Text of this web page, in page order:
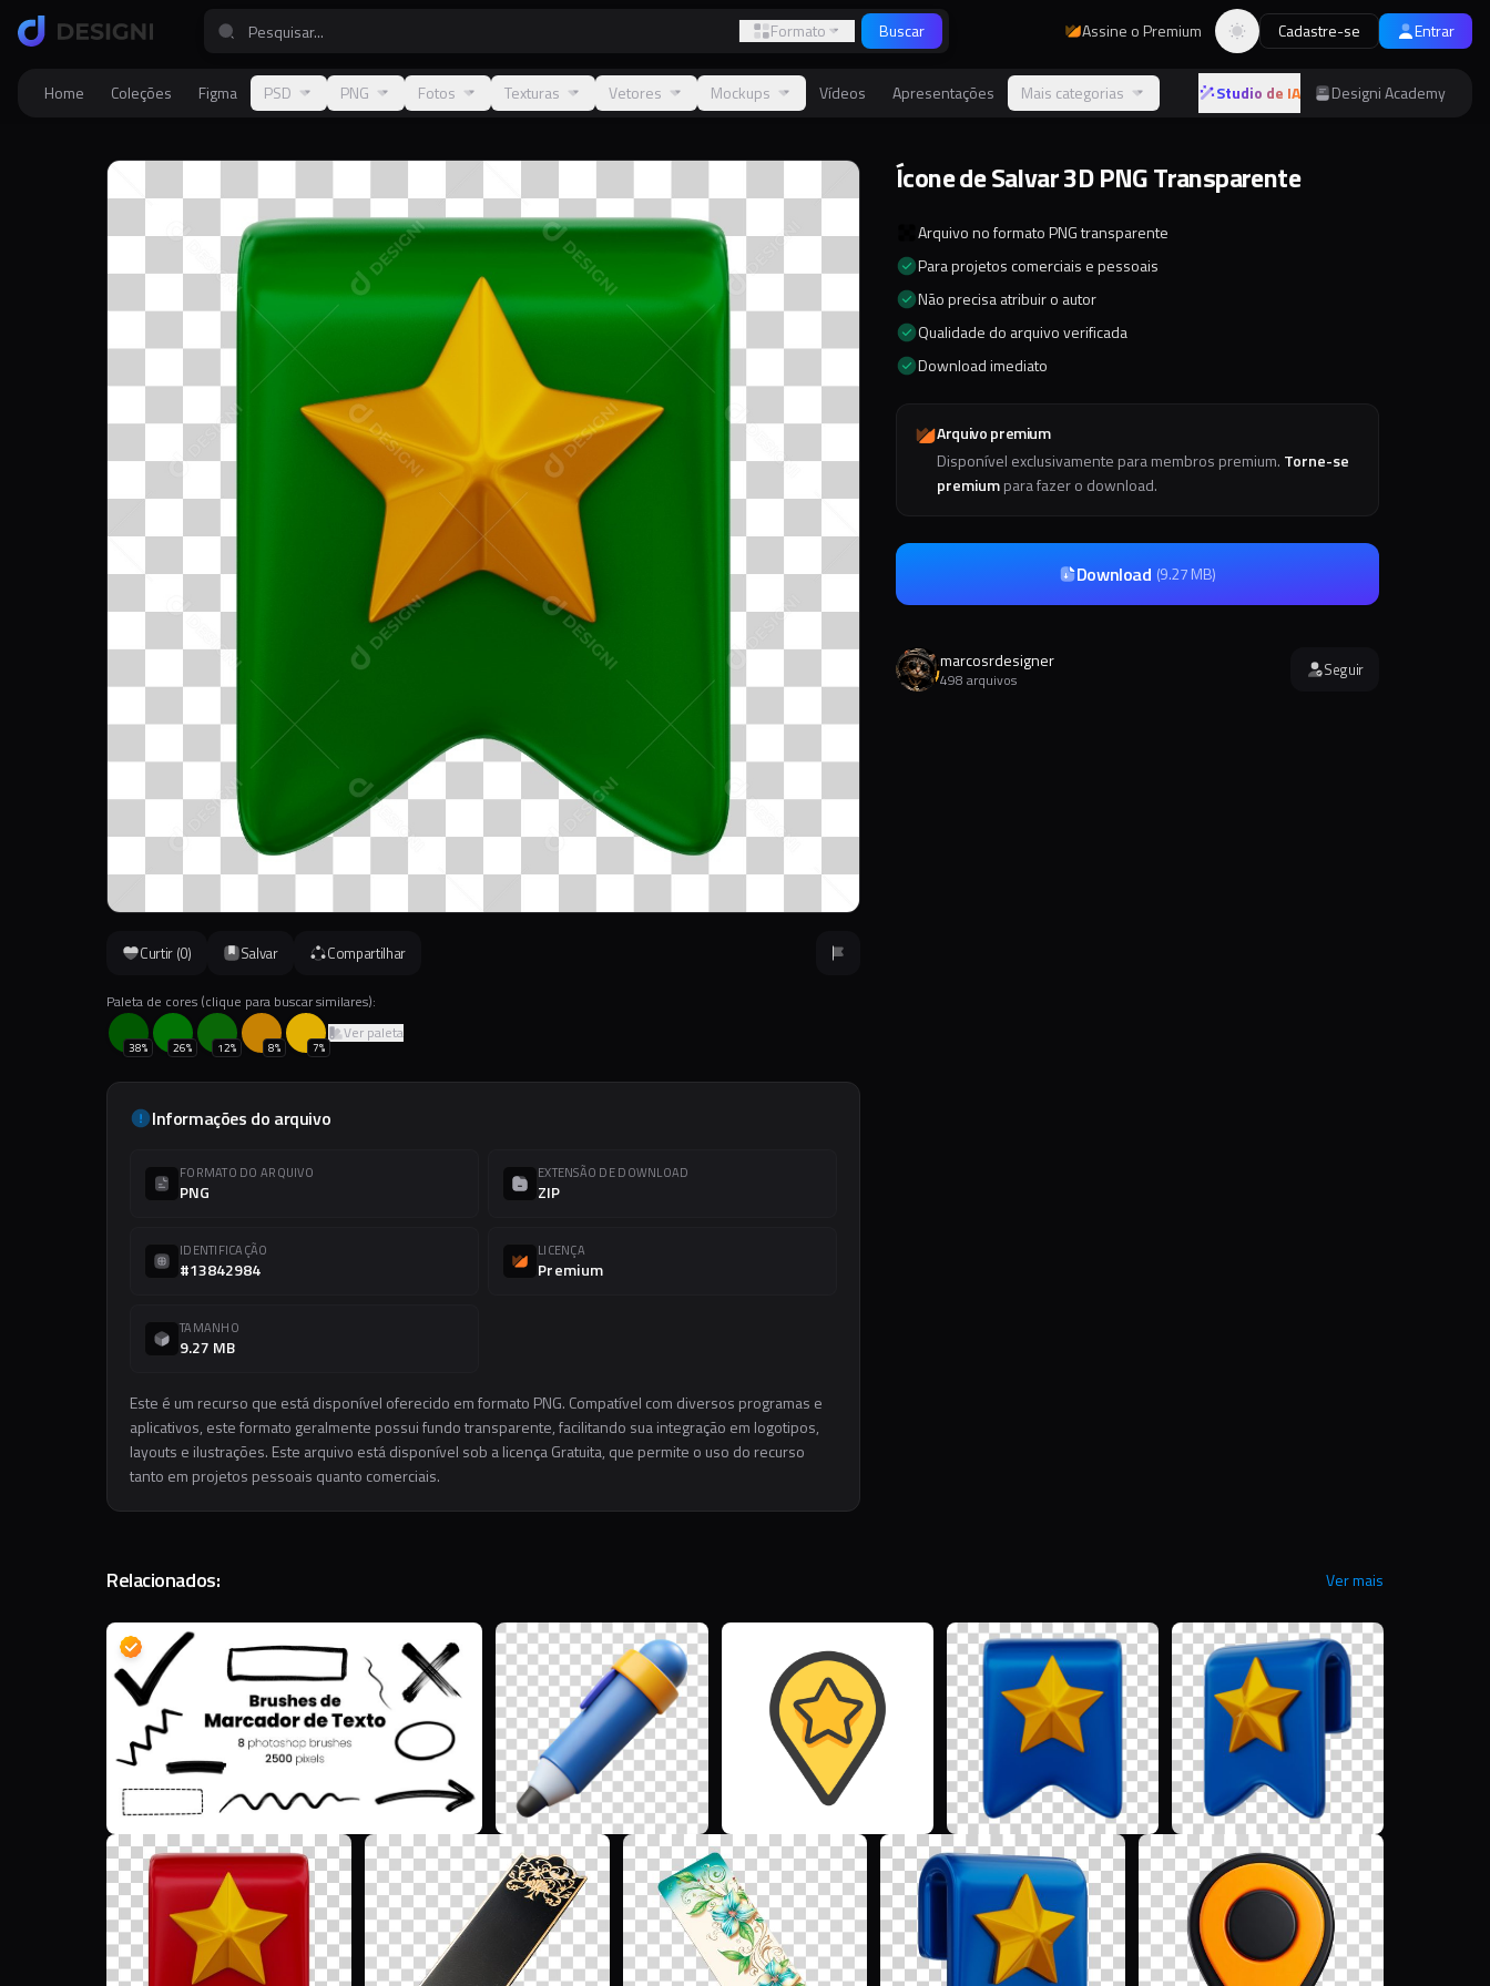
Formato Buscar Assine o Premium Alternar tema
Cadastre-se Entrar
Home Coleções Figma PSD PNG Fotos Texturas Vetores Mockups Vídeos Apresentações Mais categorias Studio de IA Designi Academy
Curtir (0) Salvar Compartilhar
Paleta de cores (clique para buscar similares):
38% 26% 12% 8% 7%
Ver paleta
Informações do arquivo
FORMATO DO ARQUIVO
PNG
EXTENSÃO DE DOWNLOAD
ZIP
IDENTIFICAÇÃO
#13842984
LICENÇA
Premium
TAMANHO
9.27 MB
Este é um recurso que está disponível oferecido em formato PNG. Compatível com diversos programas e
aplicativos, este formato geralmente possui fundo transparente, facilitando sua integração em logotipos,
layouts e ilustrações. Este arquivo está disponível sob a licença Gratuita, que permite o uso do recurso
tanto em projetos pessoais quanto comerciais.
Ícone de Salvar 3D PNG Transparente
Arquivo no formato PNG transparente
Para projetos comerciais e pessoais
Não precisa atribuir o autor
Qualidade do arquivo verificada
Download imediato
Arquivo premium
Disponível exclusivamente para membros premium. Torne-se
premiumpara fazer o download.
Download (9.27 MB)
marcosrdesigner
498 arquivos Seguir
Relacionados: Ver mais
D V M M
M S S M H